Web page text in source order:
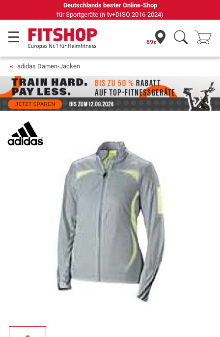
Deutschlands bester Online-Shop
für Sportgeräte (n-tv+DISQ 2016-2024)
69x
adidas Damen-Jacken